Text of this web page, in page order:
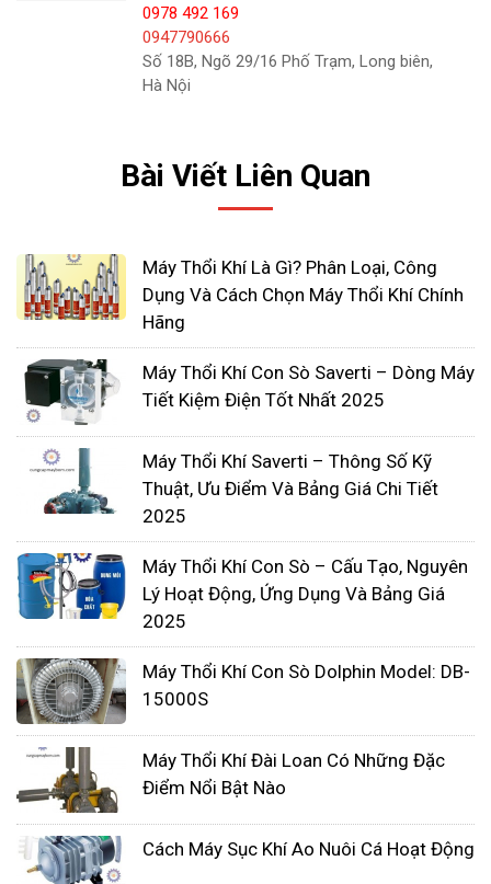
Cách sử dụng máy thổi khí xử lý
nước thải
Để sử dụng máy thổi khí xử lý nước thải hiệu quả
và an toàn, bạn cần thực hiện các bước sau:
Lựa chọn loại máy thổi khí phù hợp:
Trước tiên, bạn cần lựa chọn loại máy thổi khí phù
hợp với yêu cầu cụ thể của hệ thống xử lý nước
thải, bao gồm lưu lượng khí cần cung cấp, áp suất,
và yêu cầu vận hành.
Lắp đặt:
0978 492 169
0947790666
Số 18B, Ngõ 29/16 Phố Trạm, Long biên,
Hà Nội
Bài Viết Liên Quan
Máy Thổi Khí Là Gì? Phân Loại, Công
Dụng Và Cách Chọn Máy Thổi Khí Chính
Hãng
Máy Thổi Khí Con Sò Saverti – Dòng Máy
Tiết Kiệm Điện Tốt Nhất 2025
Máy Thổi Khí Saverti – Thông Số Kỹ
Thuật, Ưu Điểm Và Bảng Giá Chi Tiết
2025
Máy Thổi Khí Con Sò – Cấu Tạo, Nguyên
Lý Hoạt Động, Ứng Dụng Và Bảng Giá
2025
Máy Thổi Khí Con Sò Dolphin Model: DB-
15000S
Máy Thổi Khí Đài Loan Có Những Đặc
Điểm Nổi Bật Nào
Cách Máy Sục Khí Ao Nuôi Cá Hoạt Động